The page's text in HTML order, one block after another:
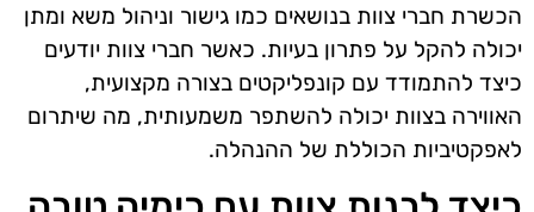
הכשרת חברי צוות בנושאים כמו גישור וניהול משא ומתן
יכולה להקל על פתרון בעיות. כאשר חברי צוות יודעים
כיצד להתמודד עם קונפליקטים בצורה מקצועית,
האווירה בצוות יכולה להשתפר משמעותית, מה שיתרום
לאפקטיביות הכוללת של ההנהלה.